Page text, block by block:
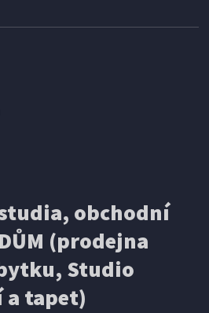
obchodní
(prodejna
Studio
a tapet)